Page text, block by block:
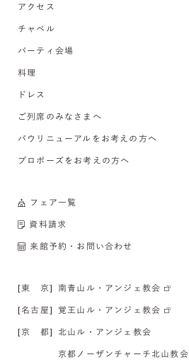
アクセス
チャペル
パーティ会場
料理
ドレス
ご列席のみなさまへ
バウリニューアルをお考えの方へ
プロポーズをお考えの方へ
フェア一覧
資料請求
来館予約・お問い合わせ
[東 京] 南青山ル・アンジェ教会
[名古屋] 覚王山ル・アンジェ教会
[京 都] 北山ル・アンジェ教会
京都ノーザンチャーチ北山教会